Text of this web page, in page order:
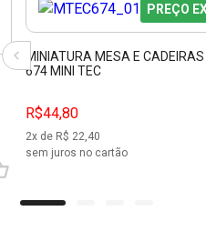
PREÇO
MINIATURA MESA E
674 MINI TEC
R$44,80
2x de R$ 22,40
sem juros no cartão